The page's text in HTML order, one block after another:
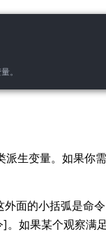
。
生变量。如果你
外面的小括弧是命
。如果某个观察满